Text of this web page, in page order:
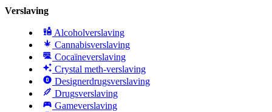
Verslaving
Alcoholverslaving
Cannabisverslaving
Cocaïneverslaving
Crystal meth-verslaving
Designerdrugsverslaving
Drugsverslaving
Gameverslaving